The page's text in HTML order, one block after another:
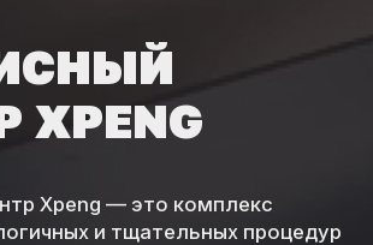
XPENG
Xpeng — это комплекс
и тщательных процедур